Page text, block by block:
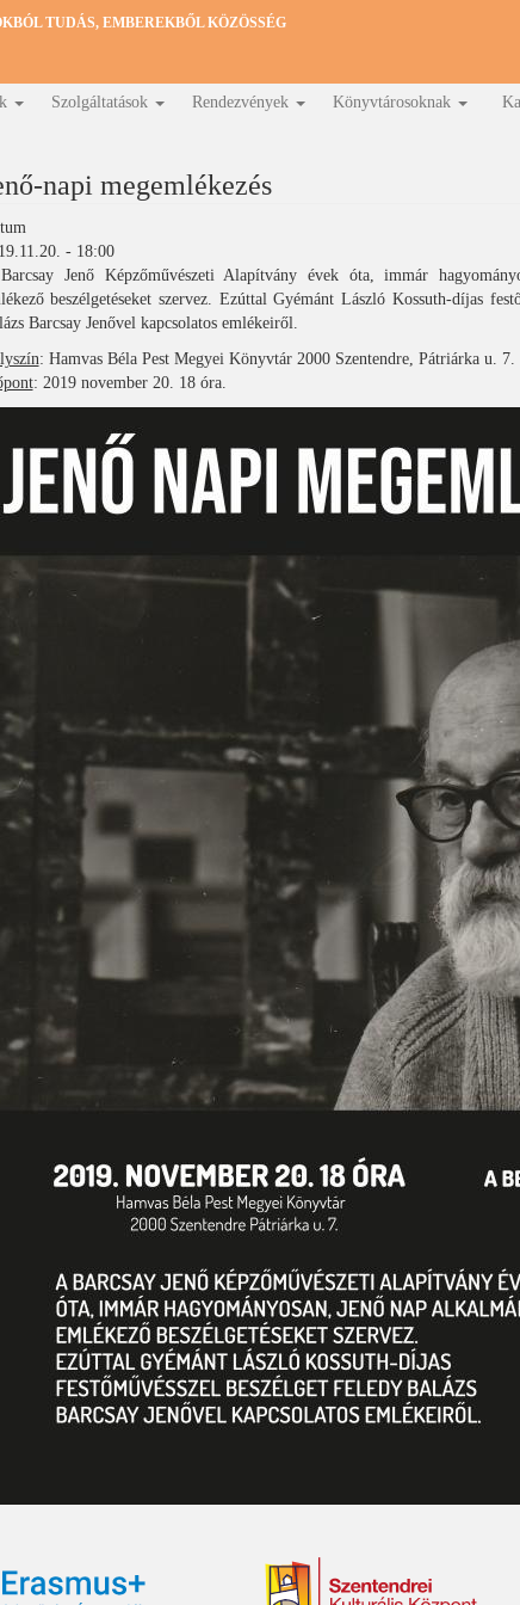
TUDÁS, EMBEREKBŐL KÖZÖSSÉG
Szolgáltatások Rendezvények Könyvtárosoknak
napi megemlékezés
- 18:00
Jenő Képzőművészeti Alapítvány évek óta, immár
beszélgetéseket szervez. Ezúttal Gyémánt László Kossuth-díjas
Barcsay Jenővel kapcsolatos emlékeiről.
: Hamvas Béla Pest Megyei Könyvtár 2000 Szentendre, Pátriárka u. 7.
: 2019 november 20. 18 óra.